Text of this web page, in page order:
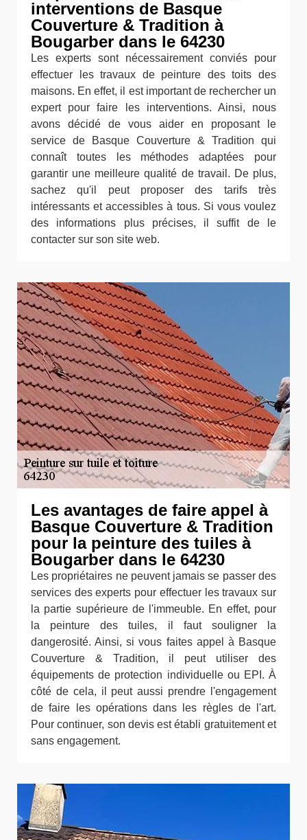
interventions de Basque
Couverture & Tradition à
Bougarber dans le 64230
Les experts sont nécessairement conviés pour
effectuer les travaux de peinture des toits des
maisons. En effet, il est important de rechercher un
expert pour faire les interventions. Ainsi, nous
avons décidé de vous aider en proposant le
service de Basque Couverture & Tradition qui
connaît toutes les méthodes adaptées pour
garantir une meilleure qualité de travail. De plus,
sachez qu'il peut proposer des tarifs très
intéressants et accessibles à tous. Si vous voulez
des informations plus précises, il suffit de le
contacter sur son site web.
Les avantages de faire appel à
Basque Couverture & Tradition
pour la peinture des tuiles à
Bougarber dans le 64230
Les propriétaires ne peuvent jamais se passer des
services des experts pour effectuer les travaux sur
la partie supérieure de l'immeuble. En effet, pour
la peinture des tuiles, il faut souligner la
dangerosité. Ainsi, si vous faites appel à Basque
Couverture & Tradition, il peut utiliser des
équipements de protection individuelle ou EPI. À
côté de cela, il peut aussi prendre l'engagement
de faire les opérations dans les règles de l'art.
Pour continuer, son devis est établi gratuitement et
sans engagement.